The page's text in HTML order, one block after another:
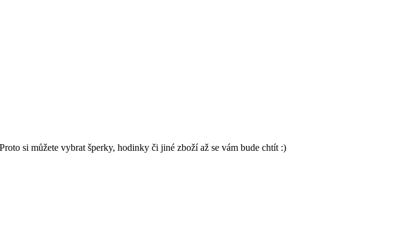
si můžete vybrat šperky, hodinky či jiné zboží až se vám bude chtít :)